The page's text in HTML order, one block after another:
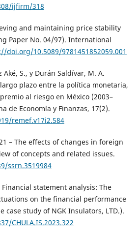
ijfirm/318
and maintaining price stability
Paper No. 04/97). International
doi.org/10.5089/9781451852059.001
Aké, S., y Durán Saldívar, M. A.
plazo entre la política monetaria,
al riesgo en México (2003–
de Economía y Finanzas, 17(2).
remef.v17i2.584
– The effects of changes in foreign
of concepts and related issues.
ssrn.3519984
statement analysis: The
on the financial performance
case study of NGK Insulators, LTD.).
CHULA.IS.2023.322